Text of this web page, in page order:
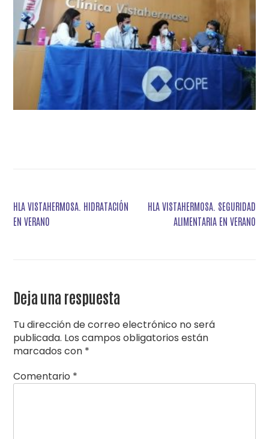
Navegación
de
HLA VISTAHERMOSA. HIDRATACIÓN
EN VERANO
HLA VISTAHERMOSA. SEGURIDAD
ALIMENTARIA EN VERANO
Deja una respuesta
Tu dirección de correo electrónico no será
publicada. Los campos obligatorios están
marcados con *
Comentario *